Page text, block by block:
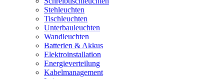
Stehleuchten
Tischleuchten
Unterbauleuchten
Wandleuchten
Batterien & Akkus
Elektroinstallation
Energieverteilung
Kabelmanagement